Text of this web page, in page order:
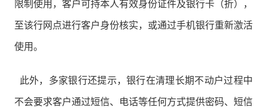
限制使用，客户可持本人有效身份证件及银行卡（折），
至该行网点进行客户身份核实，或通过手机银行重新激活
使用。
此外，多家银行还提示，银行在清理长期不动户过程中
不会要求客户通过短信、电话等任何方式提供密码、短信